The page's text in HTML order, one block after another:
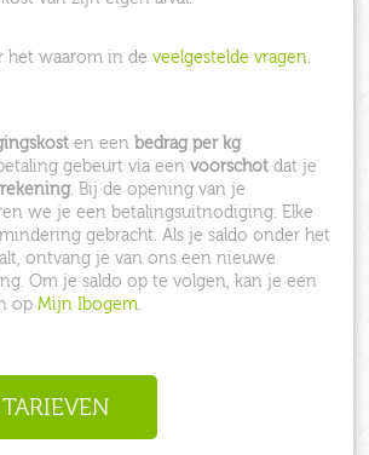
het waarom in deveelgestelde vragen.
en eenbedrag per kg
gebeurt via eenvoorschot dat je
. Bij de opening van je
we je een betalingsuitnodiging. Elke
gebracht. Als je saldo onder het
ontvang je van ons een nieuwe
Om je saldo op te volgen, kan je een
opMijn Ibogem.